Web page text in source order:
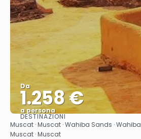
Da
1.258 €
a persona
Vedere
DESTINAZIONI
Muscat · Muscat · Wahiba Sands · Wahiba
Muscat · Muscat